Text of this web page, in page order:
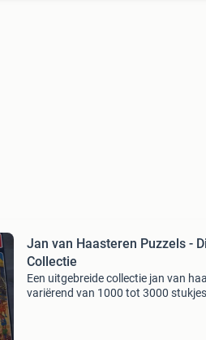
Jan van Haasteren Puzzels -
Collectie
Een uitgebreide collectie jan van
variërend van 1000 tot 3000